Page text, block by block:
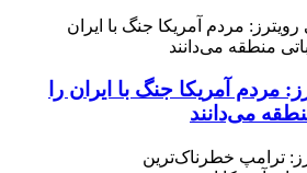
مردم آمریکا جنگ با ایران را
می‌دانند